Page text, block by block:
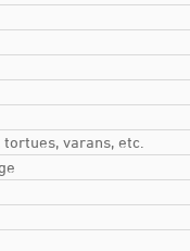
varans, etc.